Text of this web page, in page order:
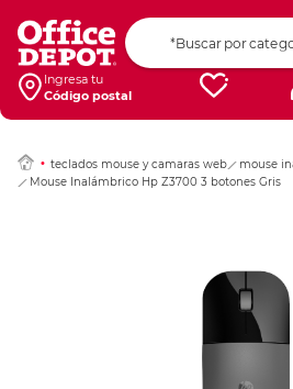
Ingresa tu
Código postal
teclados mouse y camaras web
mouse
Mouse Inalámbrico Hp Z3700 3 botones Gris